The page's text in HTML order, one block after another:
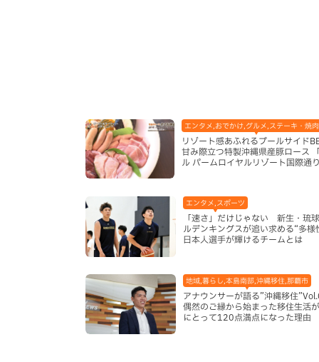
エンタメ,おでかけ,グルメ,ステーキ・焼
リゾート感あふれるプールサイド
甘み際立つ特製沖縄県産豚ロース
ル パームロイヤルリゾート国際通
エンタメ,スポーツ
「速さ」だけじゃない 新生・琉
ルデンキングスが追い求める“多様
日本人選手が輝けるチームとは
地域,暮らし,本島南部,沖縄移住,那覇市
アナウンサーが語る”沖縄移住
偶然のご縁から始まった移住生活
にとって120点満点になった理由